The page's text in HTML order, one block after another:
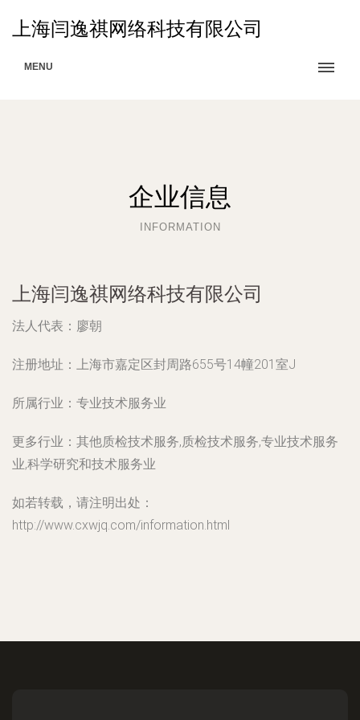
上海闫逸祺网络科技有限公司
MENU
企业信息
INFORMATION
上海闫逸祺网络科技有限公司
法人代表： 廖朝
注册地址： 上海市嘉定区封周路655号14幢201室J
所属行业： 专业技术服务业
更多行业： 其他质检技术服务,质检技术服务,专业技术服务
业,科学研究和技术服务业
如若转载，请注明出处：
http://www.cxwjq.com/information.html